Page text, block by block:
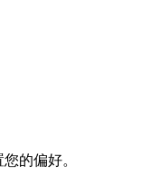
的偏好。